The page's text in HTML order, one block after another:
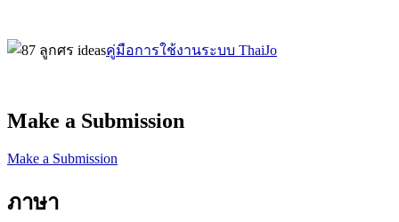
คู่มือการใช้งานระบบ ThaiJo
Make a Submission
Make a Submission
ภาษา